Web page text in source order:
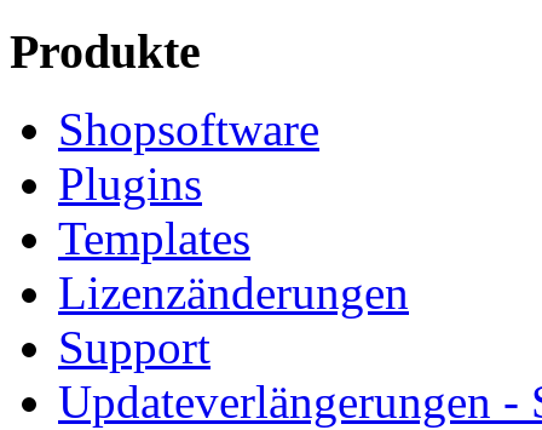
Produkte
Shopsoftware
Plugins
Templates
Lizenzänderungen
Support
Updateverlängerungen -